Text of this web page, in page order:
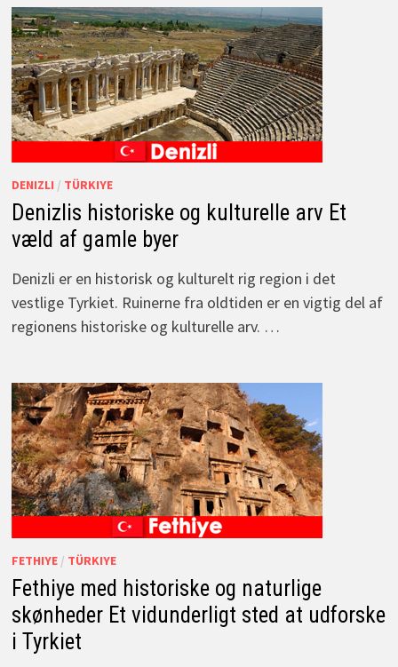
DENIZLI / TÜRKIYE
Denizlis historiske og kulturelle arv Et
væld af gamle byer
Denizli er en historisk og kulturelt rig region i det
vestlige Tyrkiet. Ruinerne fra oldtiden er en vigtig del af
regionens historiske og kulturelle arv. …
FETHIYE/ TÜRKIYE
Fethiye med historiske og naturlige
skønheder Et vidunderligt sted at udforske
i Tyrkiet